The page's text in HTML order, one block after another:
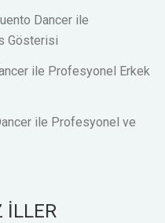
Dancer ile
Gösterisi
ile Profesyonel Erkek
ile Profesyonel ve
İLLER